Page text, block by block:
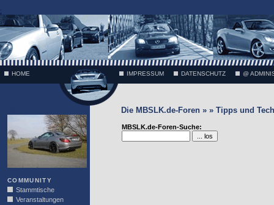
;
HOME IMPRESSUM DATENSCHUTZ @
COMMUNITY
Stammtische
Veranstaltungen
Die MBSLK.de-Foren » » Tipps und
MBSLK.de-Foren-Suche: